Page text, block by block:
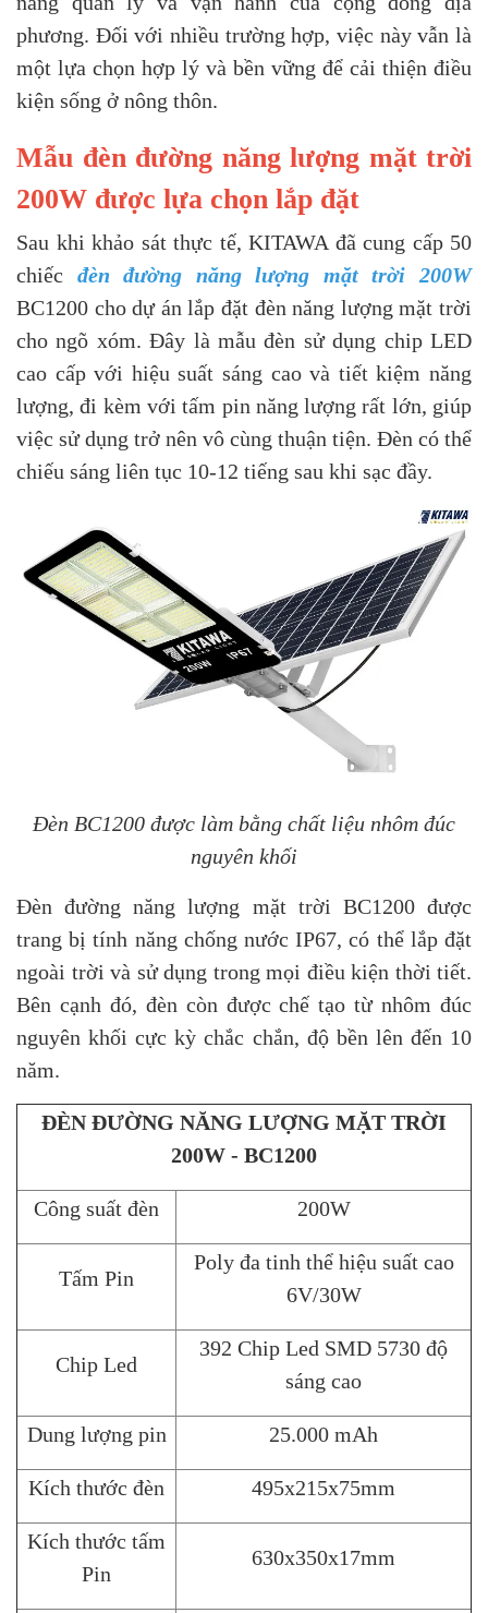
phương. Đối với nhiều trường hợp, việc này vẫn là
một lựa chọn hợp lý và bền vững để cải thiện điều
kiện sống ở nông thôn.
Mẫu đèn đường năng lượng mặt trời
200W được lựa chọn lắp đặt
Sau khi khảo sát thực tế, KITAWA đã cung cấp 50
chiếc đèn đường năng lượng mặt trời 200W
BC1200 cho dự án lắp đặt đèn năng lượng mặt trời
cho ngõ xóm. Đây là mẫu đèn sử dụng chip LED
cao cấp với hiệu suất sáng cao và tiết kiệm năng
lượng, đi kèm với tấm pin năng lượng rất lớn, giúp
việc sử dụng trở nên vô cùng thuận tiện. Đèn có thể
chiếu sáng liên tục 10-12 tiếng sau khi sạc đầy.
Đèn BC1200 được làm bằng chất liệu nhôm đúc
nguyên khối
Đèn đường năng lượng mặt trời BC1200 được
trang bị tính năng chống nước IP67, có thể lắp đặt
ngoài trời và sử dụng trong mọi điều kiện thời tiết.
Bên cạnh đó, đèn còn được chế tạo từ nhôm đúc
nguyên khối cực kỳ chắc chắn, độ bền lên đến 10
năm.
ĐÈN ĐƯỜNG NĂNG LƯỢNG MẶT TRỜI
200W - BC1200
Công suất đèn 200W
Tấm Pin
Poly đa tinh thể hiệu suất cao
6V/30W
Chip Led
392 Chip Led SMD 5730 độ
sáng cao
Dung lượng pin 25.000 mAh
Kích thước đèn 495x215x75mm
Kích thước tấm
Pin
630x350x17mm